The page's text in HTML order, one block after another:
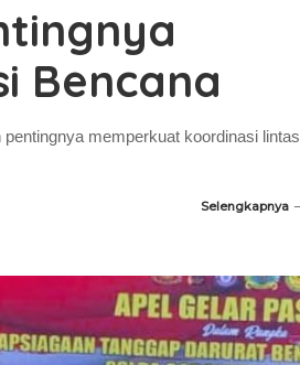
Bencana
memperkuat koordinasi lintas
Selengkapnya